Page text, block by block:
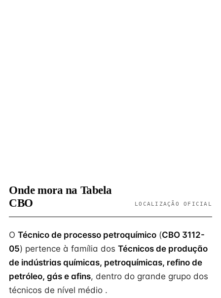
Onde mora na Tabela
CBO
LOCALIZAÇÃO OFICIAL
O Técnico de processo petroquímico (CBO 3112-
05) pertence à família dos Técnicos de produção
de indústrias químicas, petroquímicas, refino de
petróleo, gás e afins, dentro do grande grupo dos
técnicos de nível médio .